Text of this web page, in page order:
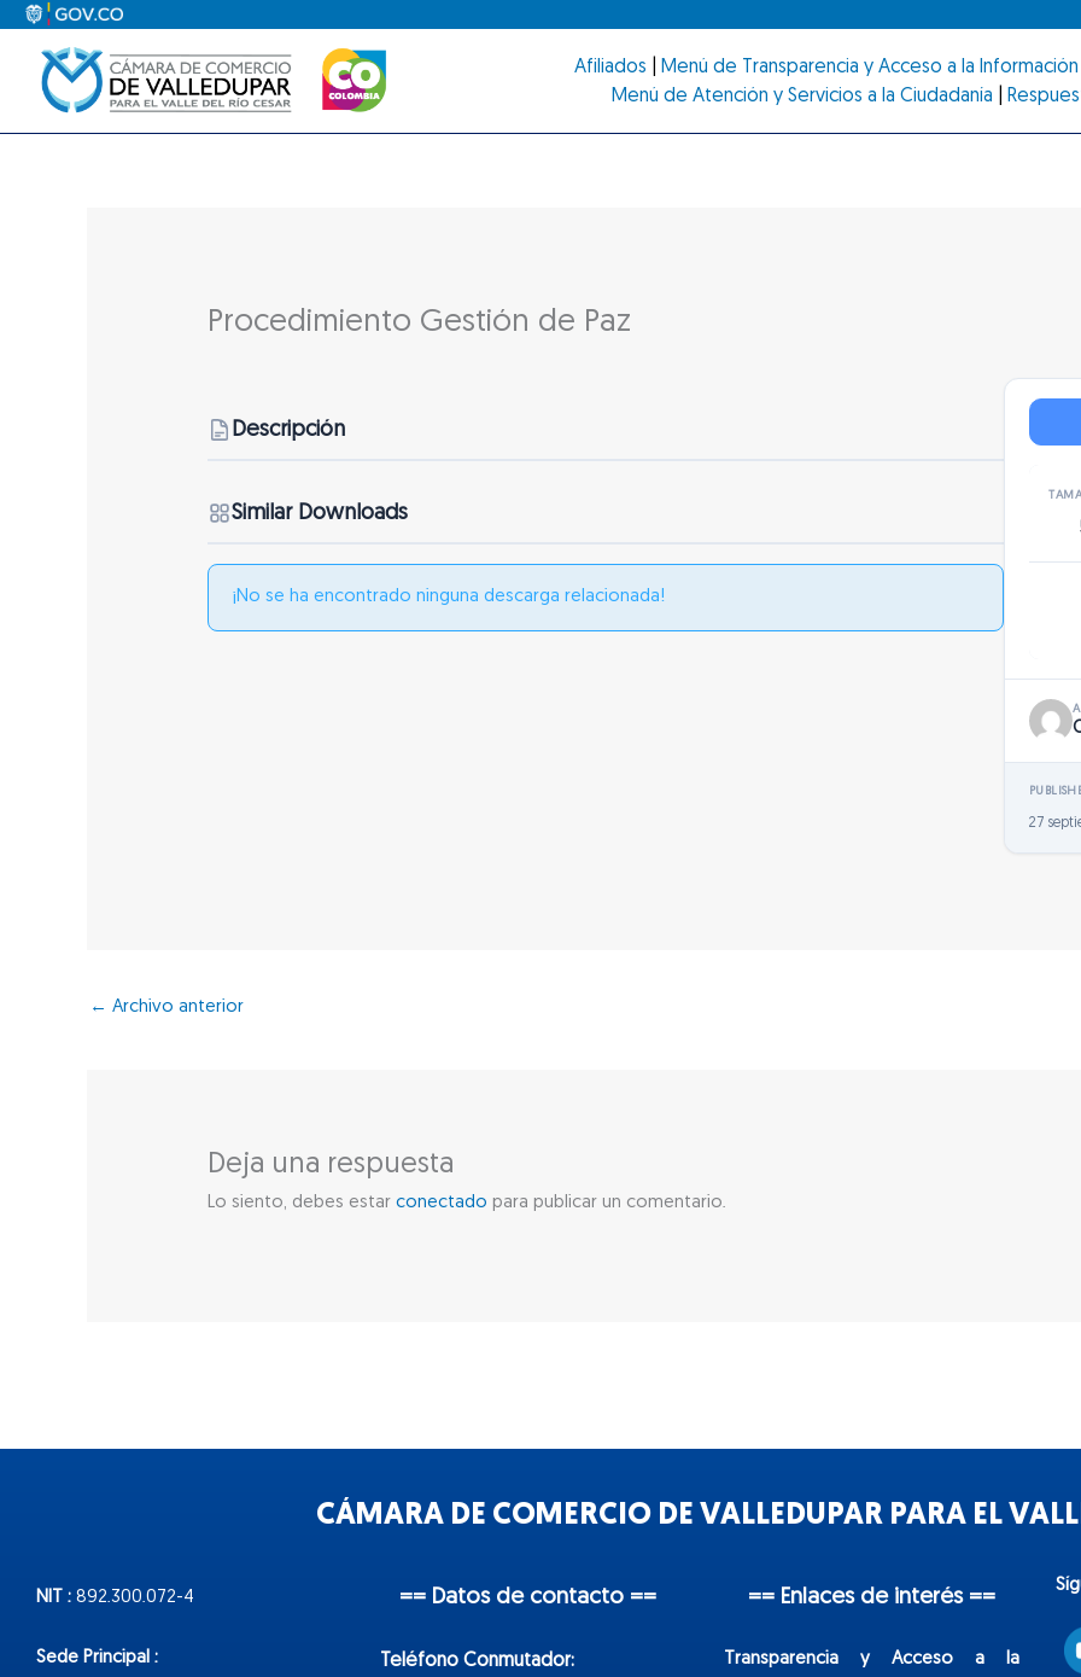
contenido
Afiliados Menú de Transparencia y Acceso a la Información
Menú de Atención y Servicios a la Ciudadanía
Procedimiento Gestión de Paz
Descripción
Similar Downloads
¡No se ha encontrado ninguna descarga relacionada!
27
← Archivo anterior
Deja una respuesta
Lo siento, debes estarconectado para publicar un comentario.
CÁMARA DE COMERCIO DE VALLEDUPAR PARA EL
NIT : 892.300.072-4
Sede Principal :
== Datos de contacto ==
Teléfono Conmutador:
== Enlaces de interés ==
Transparencia y Acceso a la